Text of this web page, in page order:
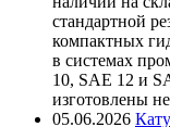
стандартной
компактных
в системах
10, SAE 12 и
изготовлены
05.06.2026